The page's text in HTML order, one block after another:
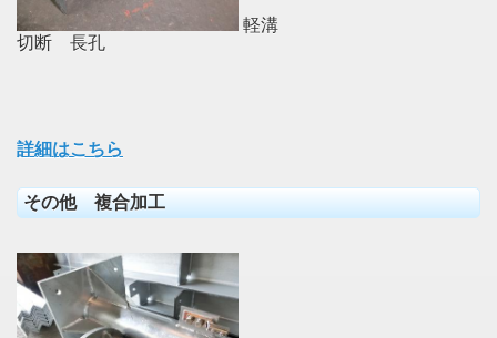
軽溝
切断 長孔
詳細はこちら
その他 複合加工